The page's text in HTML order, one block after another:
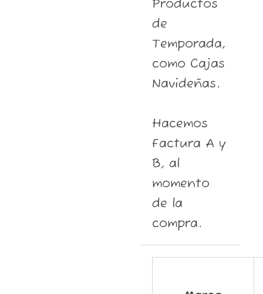
Productos
de
Temporada,
como Cajas
Navideñas.
Hacemos
Factura A y
B, al
momento
de la
compra.